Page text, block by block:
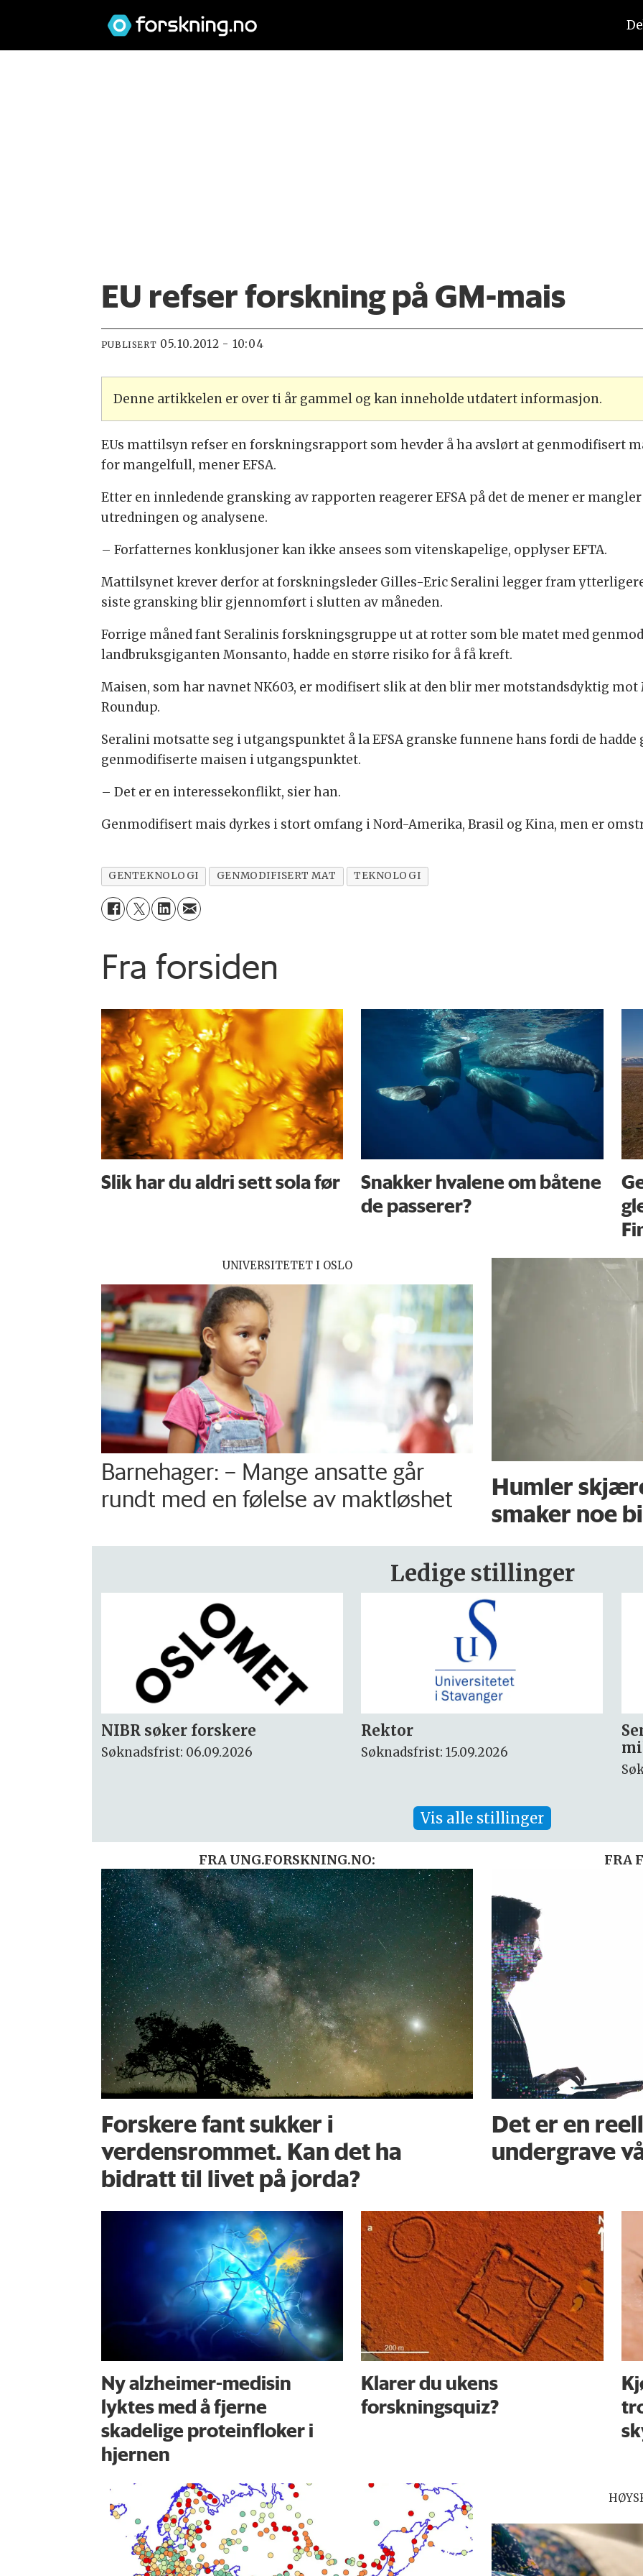
EU refser forskning på GM-mais
PUBLISERT 05.10.2012 - 10:04
Denne artikkelen er over ti år gammel og kan inneholde utdatert informasjon.
EUs mattilsyn refser en forskningsrapport som hevder å ha avslørt at genmodifisert
for mangelfull, mener EFSA.
Etter en innledende gransking av rapporten reagerer EFSA på det de mener er
utredningen og analysene.
– Forfatternes konklusjoner kan ikke ansees som vitenskapelige, opplyser EFTA.
Mattilsynet krever derfor at forskningsleder Gilles-Eric Seralini legger fram
siste gransking blir gjennomført i slutten av måneden.
Forrige måned fant Seralinis forskningsgruppe ut at rotter som ble matet med
landbruksgiganten Monsanto, hadde en større risiko for å få kreft.
Maisen, som har navnet NK603, er modifisert slik at den blir mer motstandsdyktig
Roundup.
Seralini motsatte seg i utgangspunktet å la EFSA granske funnene hans fordi de
genmodifiserte maisen i utgangspunktet.
– Det er en interessekonflikt, sier han.
Genmodifisert mais dyrkes i stort omfang i Nord-Amerika, Brasil og Kina, men er
GENTEKNOLOGI GENMODIFISERT MAT TEKNOLOGI
Fra forsiden
Slik har du aldri sett sola før
Snakker hvalene om båtene
de passerer?
UNIVERSITETET I OSLO
Barnehager: – Mange ansatte går
rundt med en følelse av maktløshet
Humler
smaker noe
Ledige stillinger
Rektor
Søknadsfrist: 15.09.2026
Seniorforsker innen
miljøkjemi og arktisk miljø
Vis alle stillinger
FRA UNG.FORSKNING.NO:
Forskere fant sukker i
verdensrommet. Kan det ha
bidratt til livet på jorda?
FRA
Det er en
undergrave
Ny alzheimer-medisin
lyktes med å fjerne
skadelige proteinfloker i
hjernen
Klarer du ukens
forskningsquiz?